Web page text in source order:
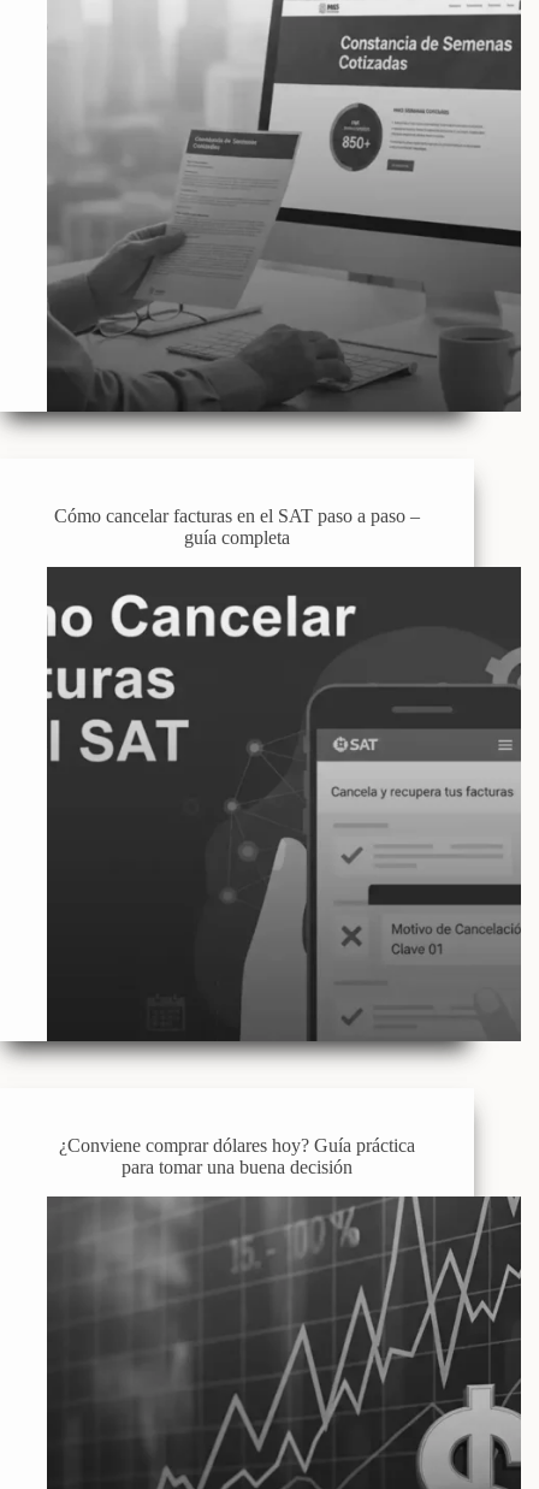
Cómo cancelar facturas en el SAT paso a paso –
guía completa
¿Conviene comprar dólares hoy? Guía práctica
para tomar una buena decisión